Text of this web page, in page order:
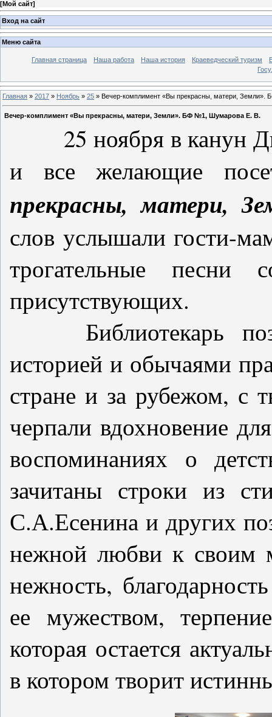
[Мой сайт]
Вход на сайт
Меню сайта
Главная страница Наша работа Наша история Краеведческий туризм
Главная » 2017 » Ноябрь » 25 » Вечер-комплимент «Вы прекрасны, матери,
Вечер-комплимент «Вы прекрасны, матери, Земли». БФ №1, Шумарова Е. В.
25 ноября в канун
и все желающие
прекрасны, матери,
слов услышали гости-
трогательные песни
присутствующих.
Библиотекарь
историей и обычаями
стране и за рубежом, с
черпали вдохновение
воспоминаниях о
зачитаны строки из
С.А.Есенина и других
нежной любви к своим
нежность,
ее мужеством,
которая остается
в котором творит